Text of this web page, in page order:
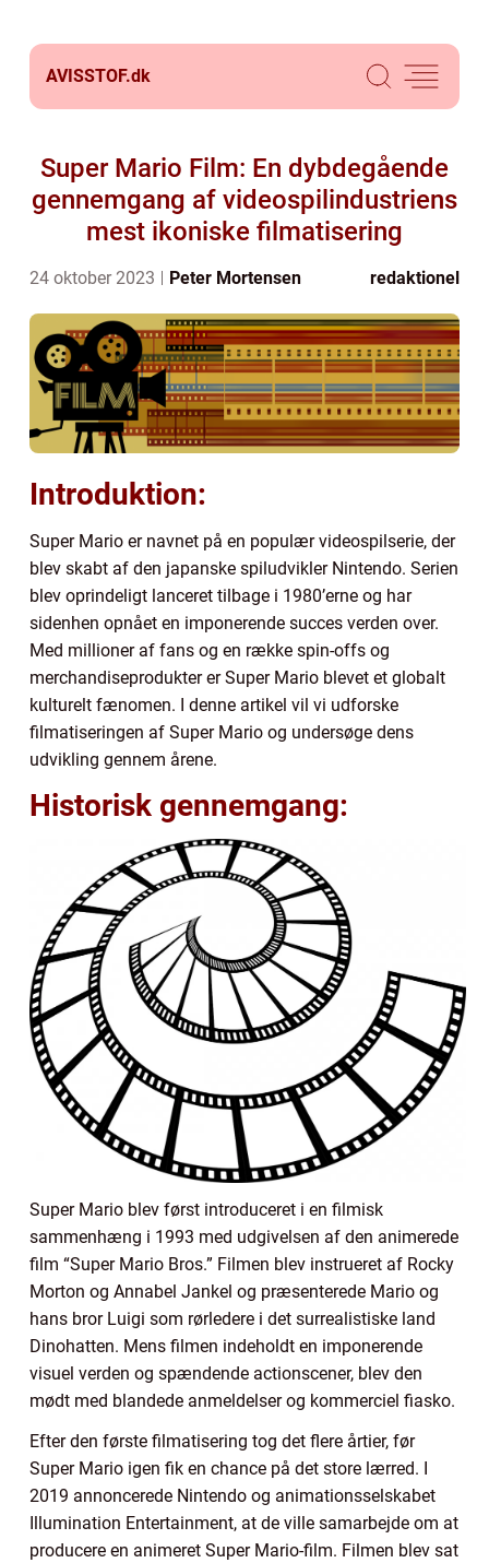
AVISSTOF.dk
Super Mario Film: En dybdegående
gennemgang af videospilindustriens
mest ikoniske filmatisering
24 oktober 2023 Peter Mortensen redaktionel
Introduktion:
Super Mario er navnet på en populær videospilserie, der
blev skabt af den japanske spiludvikler Nintendo. Serien
blev oprindeligt lanceret tilbage i 1980’erne og har
sidenhen opnået en imponerende succes verden over.
Med millioner af fans og en række spin-offs og
merchandiseprodukter er Super Mario blevet et globalt
kulturelt fænomen. I denne artikel vil vi udforske
filmatiseringen af Super Mario og undersøge dens
udvikling gennem årene.
Historisk gennemgang:
Super Mario blev først introduceret i en filmisk
sammenhæng i 1993 med udgivelsen af den animerede
film “Super Mario Bros.” Filmen blev instrueret af Rocky
Morton og Annabel Jankel og præsenterede Mario og
hans bror Luigi som rørledere i det surrealistiske land
Dinohatten. Mens filmen indeholdt en imponerende
visuel verden og spændende actionscener, blev den
mødt med blandede anmeldelser og kommerciel fiasko.
Efter den første filmatisering tog det flere årtier, før
Super Mario igen fik en chance på det store lærred. I
2019 annoncerede Nintendo og animationsselskabet
Illumination Entertainment, at de ville samarbejde om at
producere en animeret Super Mario-film. Filmen blev sat